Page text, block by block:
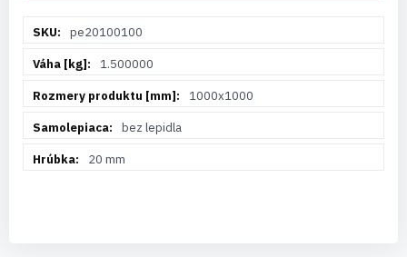
informáciípe20100100
1.500000
1000x1000
bez lepidla
20 mm